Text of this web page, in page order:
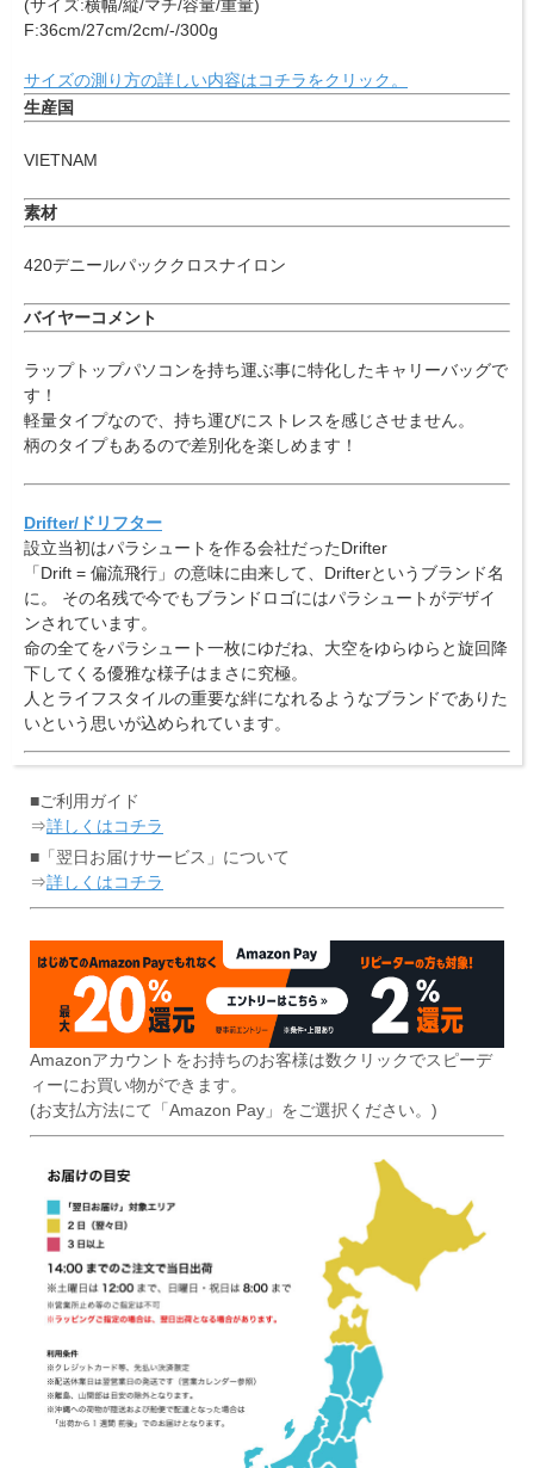
(サイズ:横幅/縦/マチ/容量/重量)
F:36cm/27cm/2cm/-/300g
サイズの測り方の詳しい内容はコチラをクリック。
生産国
VIETNAM
素材
420デニールパッククロスナイロン
バイヤーコメント
ラップトップパソコンを持ち運ぶ事に特化したキャリーバッグで
す！
軽量タイプなので、持ち運びにストレスを感じさせません。
柄のタイプもあるので差別化を楽しめます！
Drifter/ドリフター
設立当初はパラシュートを作る会社だったDrifter
「Drift = 偏流飛行」の意味に由来して、Drifterというブランド名
に。 その名残で今でもブランドロゴにはパラシュートがデザイ
ンされています。
命の全てをパラシュート一枚にゆだね、大空をゆらゆらと旋回降
下してくる優雅な様子はまさに究極。
人とライフスタイルの重要な絆になれるようなブランドでありた
いという思いが込められています。
■ご利用ガイド
⇒詳しくはコチラ
■「翌日お届けサービス」について
⇒詳しくはコチラ
Amazonアカウントをお持ちのお客様は数クリックでスピーデ
ィーにお買い物ができます。
(お支払方法にて「Amazon Pay」をご選択ください。)